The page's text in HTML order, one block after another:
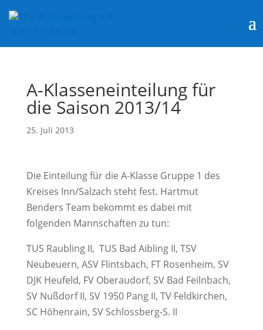
A-Klasseneinteilung für
die Saison 2013/14
25. Juli 2013
Die Einteilung für die A-Klasse Gruppe 1 des
Kreises Inn/Salzach steht fest. Hartmut
Benders Team bekommt es dabei mit
folgenden Mannschaften zu tun:
TUS Raubling II, TUS Bad Aibling II, TSV
Neubeuern, ASV Flintsbach, FT Rosenheim, SV
DJK Heufeld, FV Oberaudorf, SV Bad Feilnbach,
SV Nußdorf II, SV 1950 Pang II, TV Feldkirchen,
SC Höhenrain, SV Schlossberg-S. II